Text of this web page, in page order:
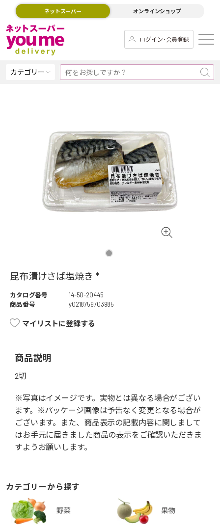
ネットスーパー オンラインショップ
ログイン･会員登録
カテゴリー
昆布漬けさば塩焼き *
カタログ番号
14-50-20445
商品番号
y0218759703985
マイリストに登録する
商品説明
2切
※写真はイメージです。実物とは異なる場合がござい
ます。※パッケージ画像は予告なく変更となる場合が
ございます。また、商品表示の記載内容に関しまして
はお手元に届きました商品の表示をご確認いただきま
すようお願いします。
カテゴリーから探す